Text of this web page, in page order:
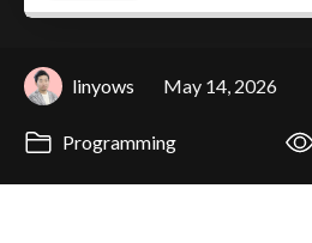
linyows May 14, 2026
Programming